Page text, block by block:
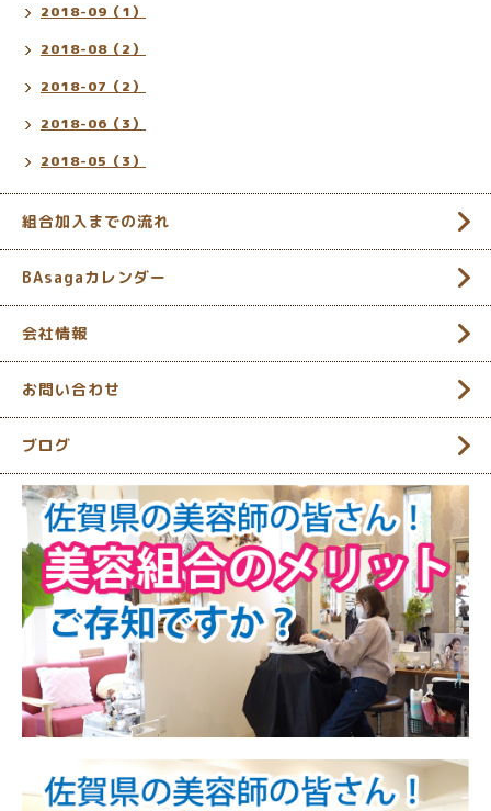
2018-09（1）
2018-08（2）
2018-07（2）
2018-06（3）
2018-05（3）
組合加入までの流れ
BAsagaカレンダー
会社情報
お問い合わせ
ブログ